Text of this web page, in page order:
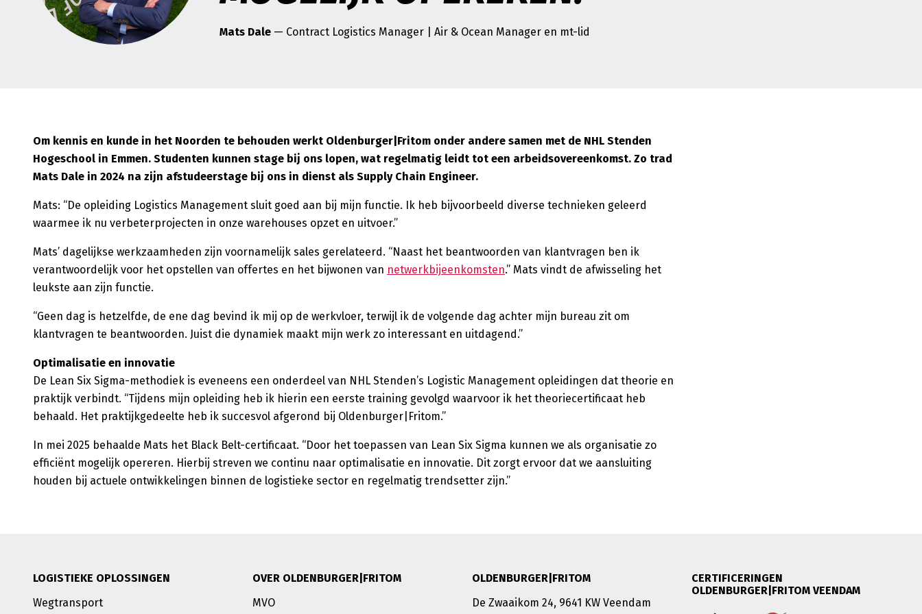
Mats Dale — Contract Logistics Manager | Air & Ocean Manager en mt-lid
Om kennis en kunde in het Noorden te behouden werkt Oldenburger|Fritom onder andere samen met de NHL Stenden
Hogeschool in Emmen. Studenten kunnen stage bij ons lopen, wat regelmatig leidt tot een arbeidsovereenkomst. Zo trad
Mats Dale in 2024 na zijn afstudeerstage bij ons in dienst als Supply Chain Engineer.
Mats: “De opleiding Logistics Management sluit goed aan bij mijn functie. Ik heb bijvoorbeeld diverse technieken geleerd
waarmee ik nu verbeterprojecten in onze warehouses opzet en uitvoer.”
Mats’ dagelijkse werkzaamheden zijn voornamelijk sales gerelateerd. “Naast het beantwoorden van klantvragen ben ik
verantwoordelijk voor het opstellen van offertes en het bijwonen van netwerkbijeenkomsten.” Mats vindt de afwisseling het
leukste aan zijn functie.
“Geen dag is hetzelfde, de ene dag bevind ik mij op de werkvloer, terwijl ik de volgende dag achter mijn bureau zit om
klantvragen te beantwoorden. Juist die dynamiek maakt mijn werk zo interessant en uitdagend.”
Optimalisatie en innovatie
De Lean Six Sigma-methodiek is eveneens een onderdeel van NHL Stenden’s Logistic Management opleidingen dat theorie en
praktijk verbindt. “Tijdens mijn opleiding heb ik hierin een eerste training gevolgd waarvoor ik het theoriecertificaat heb
behaald. Het praktijkgedeelte heb ik succesvol afgerond bij Oldenburger|Fritom.”
In mei 2025 behaalde Mats het Black Belt-certificaat. “Door het toepassen van Lean Six Sigma kunnen we als organisatie zo
efficiënt mogelijk opereren. Hierbij streven we continu naar optimalisatie en innovatie. Dit zorgt ervoor dat we aansluiting
houden bij actuele ontwikkelingen binnen de logistieke sector en regelmatig trendsetter zijn.”
LOGISTIEKE OPLOSSINGEN
Wegtransport
OVER OLDENBURGER|FRITOM
MVO
OLDENBURGER|FRITOM
De Zwaaikom 24, 9641 KW Veendam
CERTIFICERINGEN
OLDENBURGER|FRITOM VEENDAM